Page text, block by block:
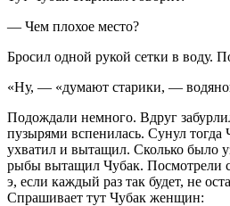
— Чем плохое место?
Бросил одной рукой сетки в воду.
«Ну, — «думают старики, —
Подождали немного. Вдруг
пузырями вспенилась. Сунул тогда
ухватил и вытащил. Сколько было
рыбы вытащил Чубак. Посмотрели
э, если каждый раз так будет, не
Спрашивает тут Чубак женщин: